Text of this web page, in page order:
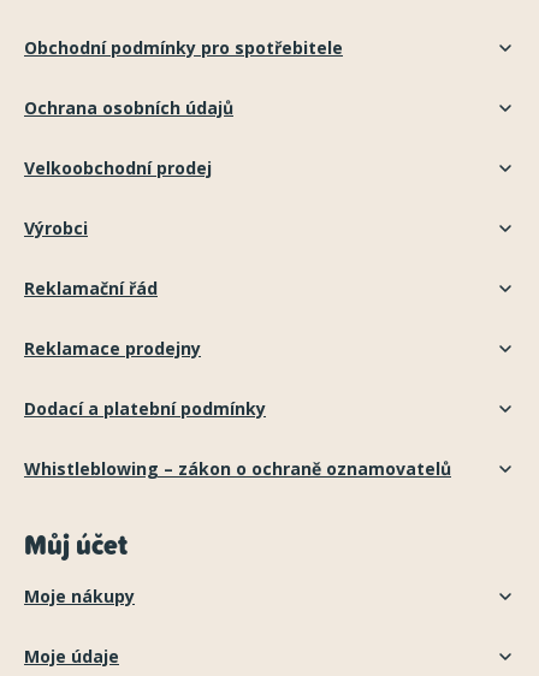
Obchodní podmínky pro spotřebitele
Ochrana osobních údajů
Velkoobchodní prodej
Výrobci
Reklamační řád
Reklamace prodejny
Dodací a platební podmínky
Whistleblowing – zákon o ochraně oznamovatelů
Můj účet
Moje nákupy
Moje údaje